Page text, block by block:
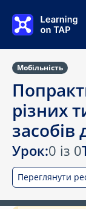
Мобільність
різних
засобів
Урок:0 із 0
Переглянути